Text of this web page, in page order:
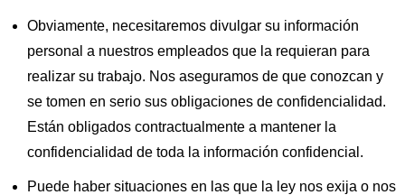
Obviamente, necesitaremos divulgar su información
personal a nuestros empleados que la requieran para
realizar su trabajo. Nos aseguramos de que conozcan y
se tomen en serio sus obligaciones de confidencialidad.
Están obligados contractualmente a mantener la
confidencialidad de toda la información confidencial.
Puede haber situaciones en las que la ley nos exija o nos